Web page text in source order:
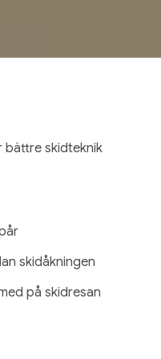
bättre skidteknik
skidåkningen
på skidresan